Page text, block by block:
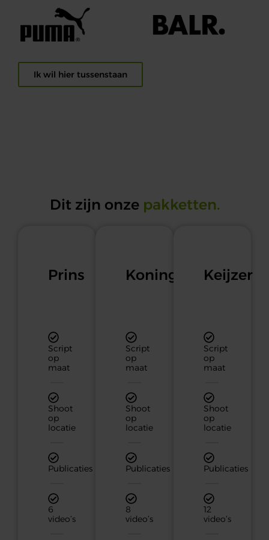
Ik wil hier tussenstaan
Dit zijn onze pakketten.
Prins
Script
op
maat
Shoot
op
locatie
Publicaties
6
video’s
Koning
Script
op
maat
Shoot
op
locatie
Publicaties
8
video’s
Keijzer
Script
op
maat
Shoot
op
locatie
Publicaties
12
video’s